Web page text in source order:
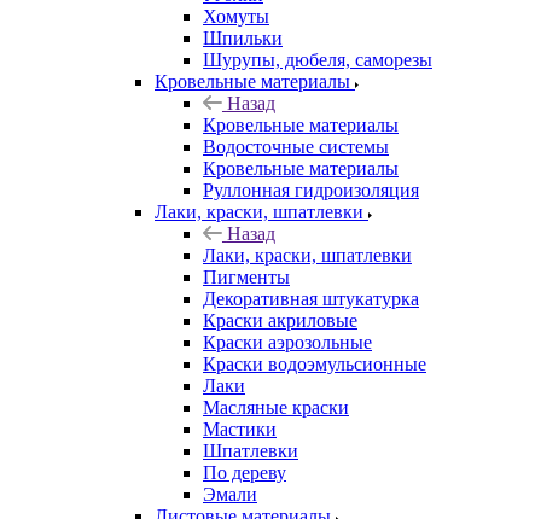
Хомуты
Шпильки
Шурупы, дюбеля, саморезы
Кровельные материалы
Назад
Кровельные материалы
Водосточные системы
Кровельные материалы
Руллонная гидроизоляция
Лаки, краски, шпатлевки
Назад
Лаки, краски, шпатлевки
Пигменты
Декоративная штукатурка
Краски акриловые
Краски аэрозольные
Краски водоэмульсионные
Лаки
Масляные краски
Мастики
Шпатлевки
По дереву
Эмали